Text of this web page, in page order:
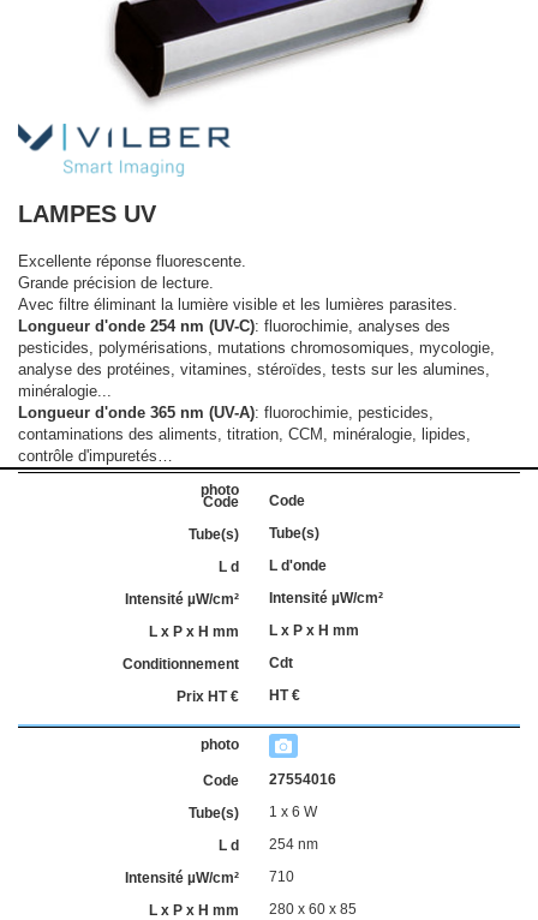
LAMPES UV
Excellente réponse fluorescente.
Grande précision de lecture.
Avec filtre éliminant la lumière visible et les lumières parasites.
Longueur d'onde 254 nm (UV-C): fluorochimie, analyses des
pesticides, polymérisations, mutations chromosomiques, mycologie,
analyse des protéines, vitamines, stéroïdes, tests sur les alumines,
minéralogie...
Longueur d'onde 365 nm (UV-A): fluorochimie, pesticides,
contaminations des aliments, titration, CCM, minéralogie, lipides,
contrôle d'impuretés…
Code
Tube(s)
L d'onde
Intensité µW/cm²
L x P x H mm
Cdt
HT €
27554016
1 x 6 W
254 nm
710
280 x 60 x 85